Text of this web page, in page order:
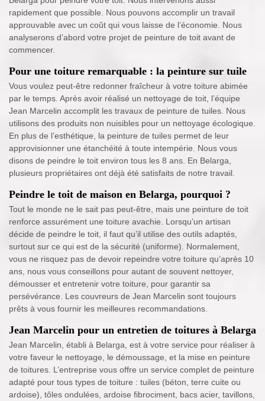
rapidement que possible. Nous pouvons accomplir un travail
approuvable avec un coût qui vous laisse de l’économie. Nous
analyserons d’abord votre projet de peinture de toit avant de
commencer.
Pour une toiture remarquable : la peinture sur tuile
Vous voulez peut-être redonner fraîcheur à votre toiture abimée
par le temps. Après avoir réalisé un nettoyage de toit, l’équipe
Jean Marcelin accomplit les travaux de peinture de tuiles. Nous
utilisons des produits non nuisibles pour un nettoyage écologique.
En plus de l’esthétique, la peinture de tuiles permet de leur
approvisionner une étanchéité à toute intempérie. Nous vous
disons de peindre le toit environ tous les 8 ans. En Belarga,
plusieurs propriétaires ont déjà été satisfaits de notre travail.
Peindre le toit de maison en Belarga, pourquoi ?
Tout le monde ne le sait pas peut-être, mais une peinture de toit
renforce assurément une toiture avachie. Lorsqu’un artisan
décide de peindre le toit, il faut qu’il utilise des outils adaptés,
surtout sur ce qui est de la sécurité (uniforme). Normalement,
vous ne risquez pas de devoir repeindre votre toiture qu’après 10
ans, nous vous conseillons pour autant de souvent nettoyer,
démousser et entretenir votre toiture, pour garantir sa
persévérance. Les couvreurs de Jean Marcelin sont toujours
prêts à vous fournir les meilleures recommandations.
Jean Marcelin pour un entretien de toitures à Belarga
Jean Marcelin, établi à Belarga, est à votre service pour réaliser à
votre faveur le nettoyage, le démoussage, et la mise en peinture
de toitures. L’entreprise vous offre un service complet de peinture
adapté pour tous types de toiture : tuiles (béton, terre cuite ou
ardoise), tôles ondulées, ardoise fibrociment, bacs acier, tavillons,